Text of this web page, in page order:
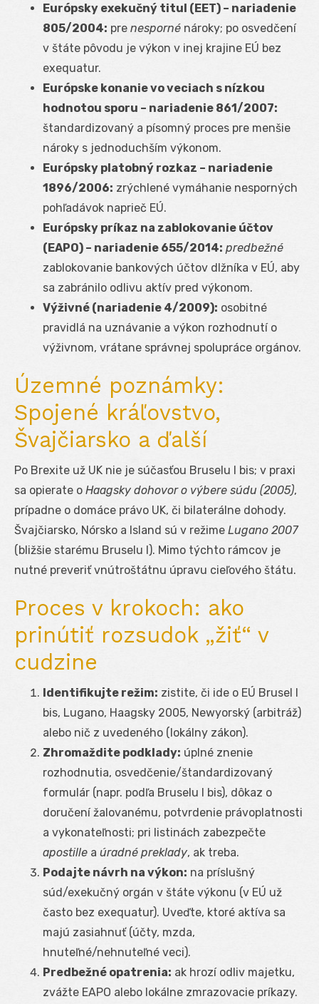
Európsky exekučný titul (EET) – nariadenie
805/2004: pre nesporné nároky; po osvedčení
v štáte pôvodu je výkon v inej krajine EÚ bez
exequatur.
Európske konanie vo veciach s nízkou
hodnotou sporu – nariadenie 861/2007:
štandardizovaný a písomný proces pre menšie
nároky s jednoduchším výkonom.
Európsky platobný rozkaz – nariadenie
1896/2006: zrýchlené vymáhanie nesporných
pohľadávok naprieč EÚ.
Európsky príkaz na zablokovanie účtov
(EAPO) – nariadenie 655/2014: predbežné
zablokovanie bankových účtov dlžníka v EÚ, aby
sa zabránilo odlivu aktív pred výkonom.
Výživné (nariadenie 4/2009): osobitné
pravidlá na uznávanie a výkon rozhodnutí o
výživnom, vrátane správnej spolupráce orgánov.
Územné poznámky:
Spojené kráľovstvo,
Švajčiarsko a ďalší
Po Brexite už UK nie je súčasťou Bruselu I bis; v praxi
sa opierate o Haagsky dohovor o výbere súdu (2005),
prípadne o domáce právo UK, či bilaterálne dohody.
Švajčiarsko, Nórsko a Island sú v režime Lugano 2007
(bližšie starému Bruselu I). Mimo týchto rámcov je
nutné preveriť vnútroštátnu úpravu cieľového štátu.
Proces v krokoch: ako
prinútiť rozsudok „žiť“ v
cudzine
Identifikujte režim: zistite, či ide o EÚ Brusel I
bis, Lugano, Haagsky 2005, Newyorský (arbitráž)
alebo nič z uvedeného (lokálny zákon).
Zhromaždite podklady: úplné znenie
rozhodnutia, osvedčenie/štandardizovaný
formulár (napr. podľa Bruselu I bis), dôkaz o
doručení žalovanému, potvrdenie právoplatnosti
a vykonateľnosti; pri listinách zabezpečte
apostille a úradné preklady, ak treba.
Podajte návrh na výkon: na príslušný
súd/exekučný orgán v štáte výkonu (v EÚ už
často bez exequatur). Uveďte, ktoré aktíva sa
majú zasiahnuť (účty, mzda,
hnuteľné/nehnuteľné veci).
Predbežné opatrenia: ak hrozí odliv majetku,
zvážte EAPO alebo lokálne zmrazovacie príkazy.